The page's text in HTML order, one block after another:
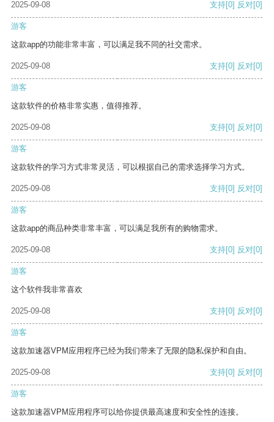
2025-09-08
支持[0] 反对[0]
游客
这款app的功能非常丰富，可以满足我不同的社交需求。
2025-09-08 支持[0] 反对[0]
游客
这款软件的价格非常实惠，值得推荐。
2025-09-08 支持[0] 反对[0]
游客
这款软件的学习方式非常灵活，可以根据自己的需求选择学习方式。
2025-09-08 支持[0] 反对[0]
游客
这款app的商品种类非常丰富，可以满足我所有的购物需求。
2025-09-08 支持[0] 反对[0]
游客
这个软件我非常喜欢
2025-09-08 支持[0] 反对[0]
游客
这款加速器VPM应用程序已经为我们带来了无限的隐私保护和自由。
2025-09-08 支持[0] 反对[0]
游客
这款加速器VPM应用程序可以给你提供最高速度和安全性的连接。